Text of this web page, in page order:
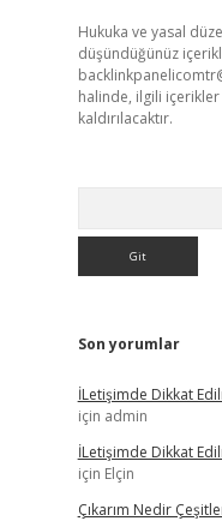
Hukuka ve yasal
düşündüğünüz
halinde, ilgili
kaldırılacaktır.
Son yorumlar
İLetişimde Dikkat
için admin
İLetişimde Dikkat
için Elçin
Çıkarım Nedir